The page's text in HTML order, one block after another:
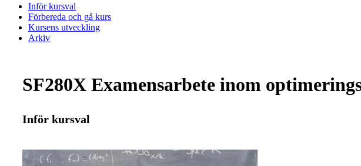
Inför kursval
Förbereda och gå kurs
Kursens utveckling
Arkiv
SF280X Examensarbete inom
Inför kursval